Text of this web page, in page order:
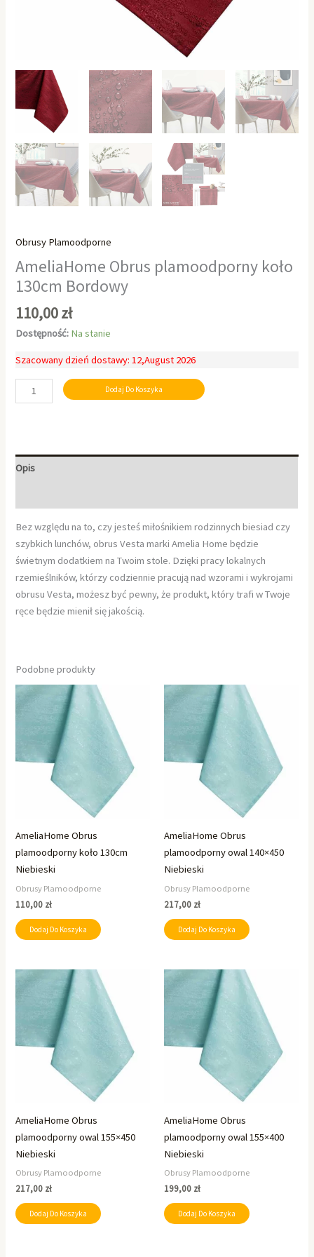
Obrusy Plamoodporne
AmeliaHome Obrus plamoodporny koło
130cm Bordowy
110,00zł
Dostępność: Na stanie
Szacowany dzień dostawy: 12,August 2026
Dodaj Do Koszyka
Opis
Bez względu na to, czy jesteś miłośnikiem rodzinnych biesiad czy
szybkich lunchów, obrus Vesta marki Amelia Home będzie
świetnym dodatkiem na Twoim stole. Dzięki pracy lokalnych
rzemieślników, którzy codziennie pracują nad wzorami i wykrojami
obrusu Vesta, możesz być pewny, że produkt, który trafi w Twoje
ręce będzie mienił się jakością.
Podobne produkty
AmeliaHome Obrus
plamoodporny koło 130cm
Niebieski
Obrusy Plamoodporne
110,00 zł
Dodaj Do Koszyka
AmeliaHome Obrus
plamoodporny owal 140×450
Niebieski
Obrusy Plamoodporne
217,00 zł
Dodaj Do Koszyka
AmeliaHome Obrus
plamoodporny owal 155×450
Niebieski
Obrusy Plamoodporne
217,00 zł
Dodaj Do Koszyka
AmeliaHome Obrus
plamoodporny owal 155×400
Niebieski
Obrusy Plamoodporne
199,00 zł
Dodaj Do Koszyka